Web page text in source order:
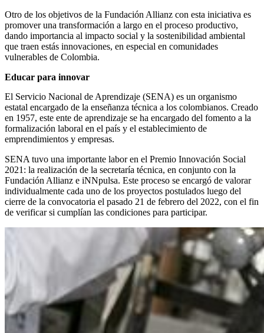
Otro de los objetivos de la Fundación Allianz con esta iniciativa es
promover una transformación a largo en el proceso productivo,
dando importancia al impacto social y la sostenibilidad ambiental
que traen estás innovaciones, en especial en comunidades
vulnerables de Colombia.
Educar para innovar
El Servicio Nacional de Aprendizaje (SENA) es un organismo
estatal encargado de la enseñanza técnica a los colombianos. Creado
en 1957, este ente de aprendizaje se ha encargado del fomento a la
formalización laboral en el país y el establecimiento de
emprendimientos y empresas.
SENA tuvo una importante labor en el Premio Innovación Social
2021: la realización de la secretaría técnica, en conjunto con la
Fundación Allianz e iNNpulsa. Este proceso se encargó de valorar
individualmente cada uno de los proyectos postulados luego del
cierre de la convocatoria el pasado 21 de febrero del 2022, con el fin
de verificar si cumplían las condiciones para participar.